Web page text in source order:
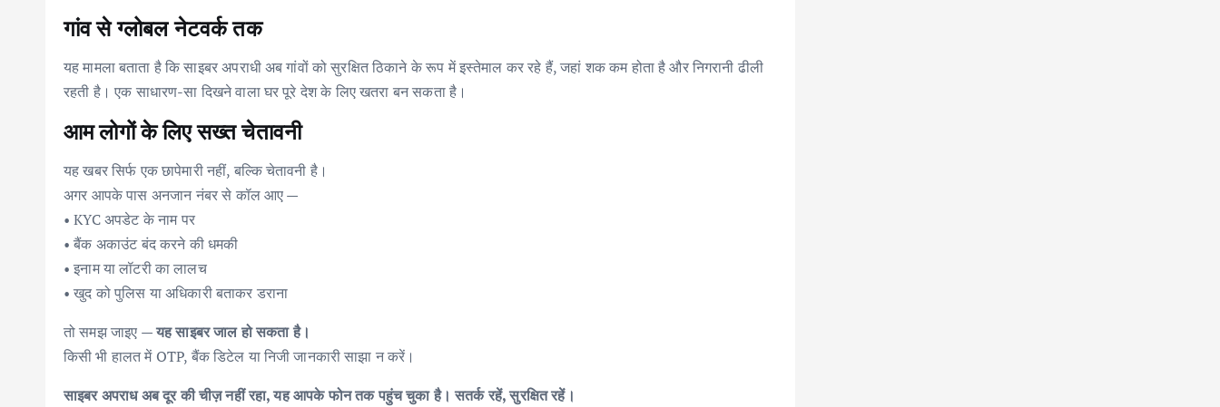
गांव से ग्लोबल नेटवर्क तक
यह मामला बताता है कि साइबर अपराधी अब गांवों को सुरक्षित ठिकाने के रूप में इस्तेमाल कर रहे हैं, जहां शक कम होता है और निगरानी ढीली
रहती है। एक साधारण-सा दिखने वाला घर पूरे देश के लिए खतरा बन सकता है।
आम लोगों के लिए सख्त चेतावनी
यह खबर सिर्फ एक छापेमारी नहीं, बल्कि चेतावनी है।
अगर आपके पास अनजान नंबर से कॉल आए —
• KYC अपडेट के नाम पर
• बैंक अकाउंट बंद करने की धमकी
• इनाम या लॉटरी का लालच
• खुद को पुलिस या अधिकारी बताकर डराना
तो समझ जाइए —यह साइबर जाल हो सकता है।
किसी भी हालत में OTP, बैंक डिटेल या निजी जानकारी साझा न करें।
साइबर अपराध अब दूर की चीज़ नहीं रहा, यह आपके फोन तक पहुंच चुका है। सतर्क रहें, सुरक्षित रहें।